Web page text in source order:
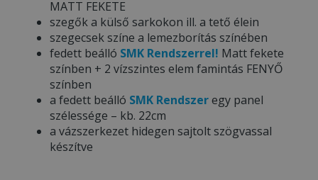
MATT FEKETE
szegők a külső sarkokon ill. a tető élein
szegecsek színe a lemezborítás színében
fedett beálló SMK Rendszerrel! Matt fekete
színben + 2 vízszintes elem famintás FENYŐ
színben
a fedett beálló SMK Rendszeregy panel
szélessége – kb. 22cm
a vázszerkezet hidegen sajtolt szögvassal
készítve